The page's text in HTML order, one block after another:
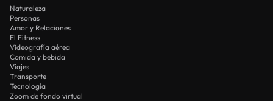
Naturaleza
Personas
Amor y Relaciones
El Fitness
Videografía aérea
Comida y bebida
Viajes
Transporte
Tecnología
Zoom de fondo virtual